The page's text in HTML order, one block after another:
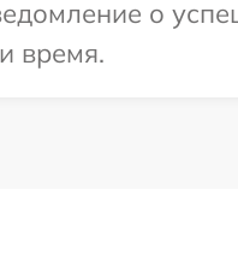
о
время.